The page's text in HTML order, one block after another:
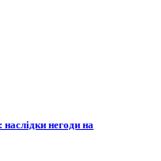
наслідки негоди на